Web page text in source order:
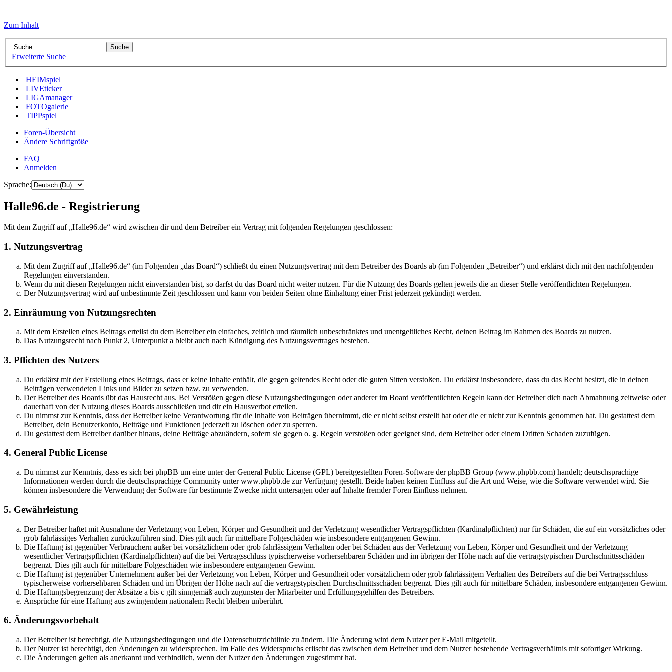
Zum Inhalt
Erweiterte Suche
HEIMspiel
LIVEticker
LIGAmanager
FOTOgalerie
TIPPspiel
Foren-Übersicht
Ändere Schriftgröße
FAQ
Anmelden
Sprache:
Halle96.de - Registrierung
Mit dem Zugriff auf „Halle96.de“ wird zwischen dir und dem Betreiber ein Vertrag mit folgenden Regelungen geschlossen:
1. Nutzungsvertrag
Mit dem Zugriff auf „Halle96.de“ (im Folgenden „das Board“) schließt du einen Nutzungsvertrag mit dem Betreiber des Boards ab (im Folgenden „Betreiber“) und erklärst dich mit den nachfolgenden
Regelungen einverstanden.
Wenn du mit diesen Regelungen nicht einverstanden bist, so darfst du das Board nicht weiter nutzen. Für die Nutzung des Boards gelten jeweils die an dieser Stelle veröffentlichten Regelungen.
Der Nutzungsvertrag wird auf unbestimmte Zeit geschlossen und kann von beiden Seiten ohne Einhaltung einer Frist jederzeit gekündigt werden.
2. Einräumung von Nutzungsrechten
Mit dem Erstellen eines Beitrags erteilst du dem Betreiber ein einfaches, zeitlich und räumlich unbeschränktes und unentgeltliches Recht, deinen Beitrag im Rahmen des Boards zu nutzen.
Das Nutzungsrecht nach Punkt 2, Unterpunkt a bleibt auch nach Kündigung des Nutzungsvertrages bestehen.
3. Pflichten des Nutzers
Du erklärst mit der Erstellung eines Beitrags, dass er keine Inhalte enthält, die gegen geltendes Recht oder die guten Sitten verstoßen. Du erklärst insbesondere, dass du das Recht besitzt, die in deinen
Beiträgen verwendeten Links und Bilder zu setzen bzw. zu verwenden.
Der Betreiber des Boards übt das Hausrecht aus. Bei Verstößen gegen diese Nutzungsbedingungen oder anderer im Board veröffentlichten Regeln kann der Betreiber dich nach Abmahnung zeitweise oder
dauerhaft von der Nutzung dieses Boards ausschließen und dir ein Hausverbot erteilen.
Du nimmst zur Kenntnis, dass der Betreiber keine Verantwortung für die Inhalte von Beiträgen übernimmt, die er nicht selbst erstellt hat oder die er nicht zur Kenntnis genommen hat. Du gestattest dem
Betreiber, dein Benutzerkonto, Beiträge und Funktionen jederzeit zu löschen oder zu sperren.
Du gestattest dem Betreiber darüber hinaus, deine Beiträge abzuändern, sofern sie gegen o. g. Regeln verstoßen oder geeignet sind, dem Betreiber oder einem Dritten Schaden zuzufügen.
4. General Public License
Du nimmst zur Kenntnis, dass es sich bei phpBB um eine unter der General Public License (GPL) bereitgestellten Foren-Software der phpBB Group (www.phpbb.com) handelt; deutschsprachige
Informationen werden durch die deutschsprachige Community unter www.phpbb.de zur Verfügung gestellt. Beide haben keinen Einfluss auf die Art und Weise, wie die Software verwendet wird. Sie
können insbesondere die Verwendung der Software für bestimmte Zwecke nicht untersagen oder auf Inhalte fremder Foren Einfluss nehmen.
5. Gewährleistung
Der Betreiber haftet mit Ausnahme der Verletzung von Leben, Körper und Gesundheit und der Verletzung wesentlicher Vertragspflichten (Kardinalpflichten) nur für Schäden, die auf ein vorsätzliches oder
grob fahrlässiges Verhalten zurückzuführen sind. Dies gilt auch für mittelbare Folgeschäden wie insbesondere entgangenen Gewinn.
Die Haftung ist gegenüber Verbrauchern außer bei vorsätzlichem oder grob fahrlässigem Verhalten oder bei Schäden aus der Verletzung von Leben, Körper und Gesundheit und der Verletzung
wesentlicher Vertragspflichten (Kardinalpflichten) auf die bei Vertragsschluss typischerweise vorhersehbaren Schäden und im übrigen der Höhe nach auf die vertragstypischen Durchschnittsschäden
begrenzt. Dies gilt auch für mittelbare Folgeschäden wie insbesondere entgangenen Gewinn.
Die Haftung ist gegenüber Unternehmern außer bei der Verletzung von Leben, Körper und Gesundheit oder vorsätzlichem oder grob fahrlässigem Verhalten des Betreibers auf die bei Vertragsschluss
typischerweise vorhersehbaren Schäden und im Übrigen der Höhe nach auf die vertragstypischen Durchschnittsschäden begrenzt. Dies gilt auch für mittelbare Schäden, insbesondere entgangenen Gewinn.
Die Haftungsbegrenzung der Absätze a bis c gilt sinngemäß auch zugunsten der Mitarbeiter und Erfüllungsgehilfen des Betreibers.
Ansprüche für eine Haftung aus zwingendem nationalem Recht bleiben unberührt.
6. Änderungsvorbehalt
Der Betreiber ist berechtigt, die Nutzungsbedingungen und die Datenschutzrichtlinie zu ändern. Die Änderung wird dem Nutzer per E-Mail mitgeteilt.
Der Nutzer ist berechtigt, den Änderungen zu widersprechen. Im Falle des Widerspruchs erlischt das zwischen dem Betreiber und dem Nutzer bestehende Vertragsverhältnis mit sofortiger Wirkung.
Die Änderungen gelten als anerkannt und verbindlich, wenn der Nutzer den Änderungen zugestimmt hat.